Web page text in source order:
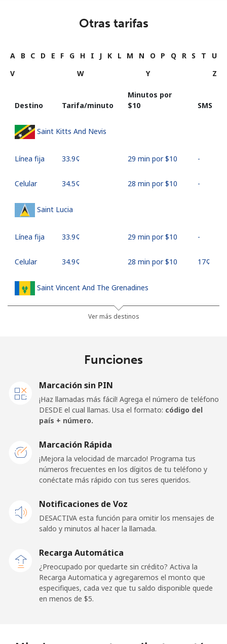
Otras tarifas
A B C D E F G H I J K L M N O P Q R S T
U
V
W Y Z
Destino Tarifa/minuto
Minutos por
⁦$10⁩
SMS
Saint Kitts And Nevis
Línea fija ⁦33.9¢⁩ 29 min por ⁦$10⁩ -
Celular ⁦34.5¢⁩ 28 min por ⁦$10⁩ -
Saint Lucia
Línea fija ⁦33.9¢⁩ 29 min por ⁦$10⁩ -
Celular ⁦34.9¢⁩ 28 min por ⁦$10⁩ ⁦17¢⁩
Saint Vincent And The Grenadines
32 min por ⁦$10⁩
Línea fija
⁦133.9¢⁩
San Marino
Línea fija ⁦24.5¢⁩ 40 min por ⁦$10⁩ -
Sao Tome And Principe
country
⁦214.9¢⁩
Saudi Arabia
Ver más destinos
Funciones
Marcación sin PIN
¡Haz llamadas más fácil! Agrega el número de teléfono
DESDE el cual llamas. Usa el formato: código del
país + número.
Marcación Rápida
¡Mejora la velocidad de marcado! Programa tus
números frecuentes en los dígitos de tu teléfono y
conéctate más rápido con tus seres queridos.
Notificaciones de Voz
DESACTIVA esta función para omitir los mensajes de
saldo y minutos al hacer la llamada.
Recarga Automática
¿Preocupado por quedarte sin crédito? Activa la
Recarga Automatica y agregaremos el monto que
especifiques, cada vez que tu saldo disponible quede
en menos de ⁦$5⁩.